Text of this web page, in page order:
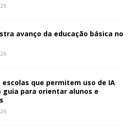
avanço da educação básica no
escolas que permitem uso de IA
guia para orientar alunos e